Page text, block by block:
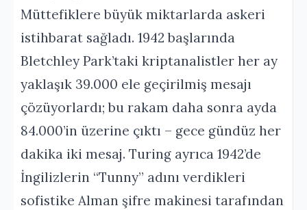
Müttefiklere büyük miktarlarda askeri
istihbarat sağladı. 1942 başlarında
Bletchley Park’taki kriptanalistler her ay
yaklaşık 39.000 ele geçirilmiş mesajı
çözüyorlardı; bu rakam daha sonra ayda
84.000’in üzerine çıktı – gece gündüz her
dakika iki mesaj. Turing ayrıca 1942’de
İngilizlerin “Tunny” adını verdikleri
sofistike Alman şifre makinesi tarafından